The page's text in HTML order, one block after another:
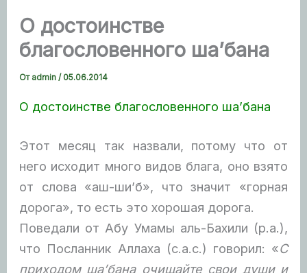
О достоинстве
благословенного ша’бана
От admin/ 05.06.2014
О достоинстве благословенного ша’бана
Этот месяц так назвали, потому что от
него исходит много видов блага, оно взято
от слова «аш-ши’б», что значит «горная
дорога», то есть это хорошая дорога.
Поведали от Абу Умамы аль-Бахили (р.а.),
что Посланник Аллаха (с.а.с.) говорил: «С
приходом ша’бана очищайте свои души и